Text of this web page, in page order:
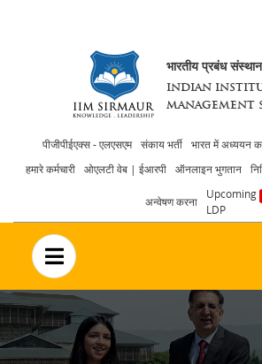
भारतीय प्रबंध संस्थान
INDIAN
MANAGEMENT
Header
menu
पीजीपीईएक्स - एलएसएम संकाय भर्ती भारत में अध्ययन
हमारे कर्मचारी
ओएलटी वेब | ईआरपी ऑनलाइन भुगतान
अन्वेषण करना
Upcoming
LDP
no text